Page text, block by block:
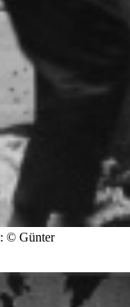
© Günter